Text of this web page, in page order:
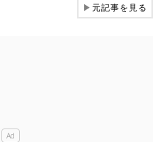
▶元記事を見る